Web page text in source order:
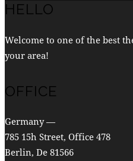
HELLO
Welcome to one of the best
your area!
OFFICE
Germany —
785 15h Street, Office 478
Berlin, De 81566